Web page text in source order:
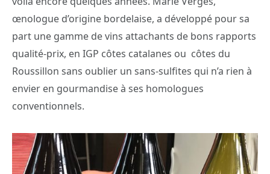
œnologue d’origine bordelaise, a développé pour sa
part une gamme de vins attachants de bons rapports
qualité-prix, en IGP côtes catalanes ou côtes du
Roussillon sans oublier un sans-sulfites qui n’a rien à
envier en gourmandise à ses homologues
conventionnels.